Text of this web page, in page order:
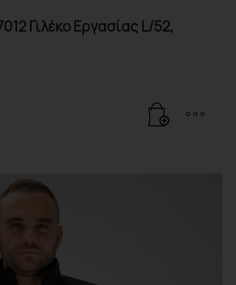
Γιλέκο Εργασίας L/52,